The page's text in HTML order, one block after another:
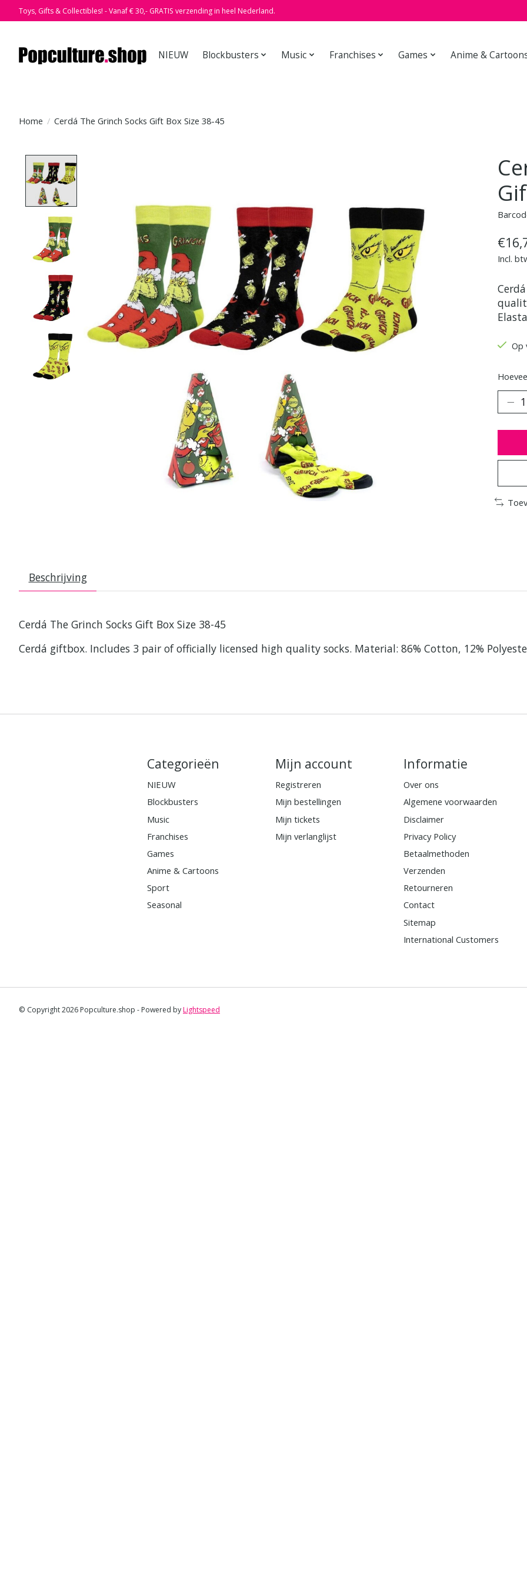
Toys, Gifts & Collectibles! - Vanaf € 30,- GRATIS verzending in heel Nederland.
NIEUW Blockbusters Music Franchises Games Anime &
Home / Cerdá The Grinch Socks Gift Box Size 38-45
Incl.
Op
Beschrijving
Cerdá The Grinch Socks Gift Box Size 38-45
Cerdá giftbox. Includes 3 pair of officially licensed high quality socks. Material: 86% Cotton, 12%
Categorieën
NIEUW
Blockbusters
Music
Franchises
Games
Anime & Cartoons
Sport
Seasonal
Mijn account
Registreren
Mijn bestellingen
Mijn tickets
Mijn verlanglijst
Informatie
Over ons
Algemene voorwaarden
Disclaimer
Privacy Policy
Betaalmethoden
Verzenden
Retourneren
Contact
Sitemap
International Customers
© Copyright 2026 Popculture.shop - Powered byLightspeed